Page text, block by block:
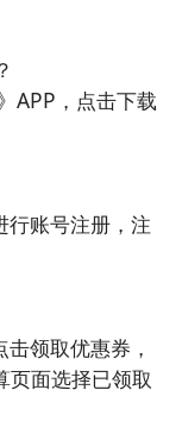
各种各样的商
很多折扣优惠
上面享受到优
商平台，提供
APP，点击下载
行账号注册，注
领取优惠券，
页面选择已领取